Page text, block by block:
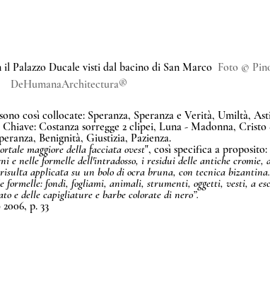
Palazzo Ducale visti dal bacino di San Marco Foto ©
DeHumanaArchitectura®
così collocate: Speranza, Speranza e Verità, Umiltà,
Costanza sorregge 2 clipei, Luna - Madonna, Cristo
Benignità, Giustizia, Pazienza.
maggiore della facciata ovest", così specifica a proposito:
e nelle formelle dell'intradosso, i residui delle antiche cromie,
applicata su un bolo di ocra bruna, con tecnica
fondi, fogliami, animali, strumenti, oggetti, vesti, a
e delle capigliature e barbe colorate di nero”.
p. 33